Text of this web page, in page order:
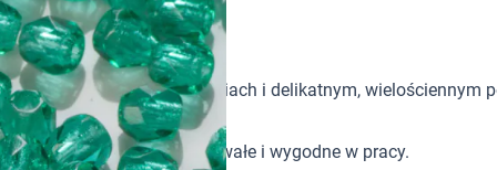
szlifowanych powierzchniach i delikatnym, wielościennym
do biżuterii są gładkie, trwałe i wygodne w pracy.